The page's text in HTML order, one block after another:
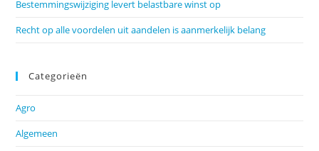
Bestemmingswijziging levert belastbare winst op
Recht op alle voordelen uit aandelen is aanmerkelijk belang
Categorieën
Agro
Algemeen